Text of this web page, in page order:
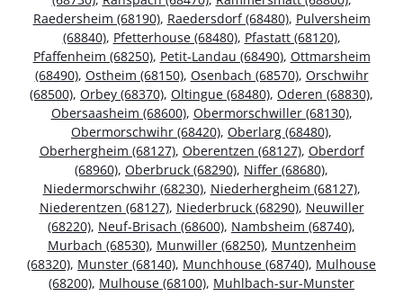
Raedersheim (68190), Raedersdorf (68480), Pulversheim
(68840), Pfetterhouse (68480), Pfastatt (68120),
Pfaffenheim (68250), Petit-Landau (68490), Ottmarsheim
(68490), Ostheim (68150), Osenbach (68570), Orschwihr
(68500), Orbey (68370), Oltingue (68480), Oderen (68830),
Obersaasheim (68600), Obermorschwiller (68130),
Obermorschwihr (68420), Oberlarg (68480),
Oberhergheim (68127), Oberentzen (68127), Oberdorf
(68960), Oberbruck (68290), Niffer (68680),
Niedermorschwihr (68230), Niederhergheim (68127),
Niederentzen (68127), Niederbruck (68290), Neuwiller
(68220), Neuf-Brisach (68600), Nambsheim (68740),
Murbach (68530), Munwiller (68250), Muntzenheim
(68320), Munster (68140), Munchhouse (68740), Mulhouse
(68200), Mulhouse (68100), Muhlbach-sur-Munster